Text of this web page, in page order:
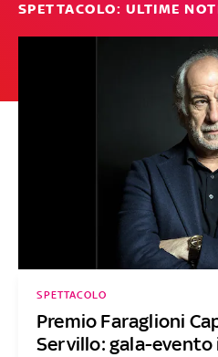
SPETTACOLO: ULTIME
Premio Faraglioni
Servillo: gala-
SPETTACOLO